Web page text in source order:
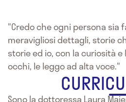
"Credo che ogni persona sia
meravigliosi dettagli, storie
storie ed io, con la curiosità
occhi, le leggo ad alta voce."
Sono la dottoressa Laura